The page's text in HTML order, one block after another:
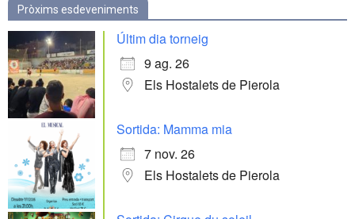
Pròxims esdeveniments
Últim dia torneig
9 ag. 26
Els Hostalets de Pierola
Sortida: Mamma mia
7 nov. 26
Els Hostalets de Pierola